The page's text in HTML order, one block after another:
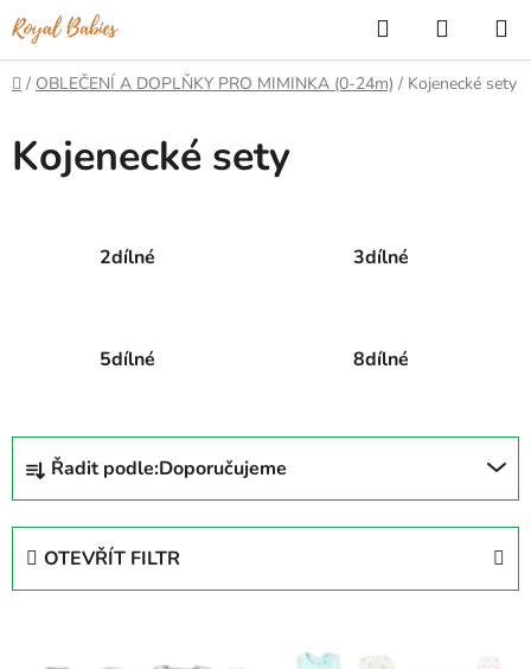
Přejít
na
obsah
Hledat
KOŠÍK
Domů
/ OBLEČENÍ A DOPLŇKY PRO MIMINKA (0-24m) / Kojenecké sety
Kojenecké sety
2dílné 3dílné
5dílné 8dílné
Ř
z
Řadit podle:Doporučujeme
OTEVŘÍT FILTR